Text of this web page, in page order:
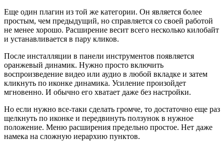
Еще один плагин из той же категории. Он является более
простым, чем предыдущий, но справляется со своей работой
не менее хорошо. Расширение весит всего несколько килобайт
и устанавливается в пару кликов.
После инсталляции в панели инструментов появляется
оранжевый динамик. Нужно просто включить
воспроизведение видео или аудио в любой вкладке и затем
кликнуть по иконке динамика. Усиление произойдет
мгновенно. И обычно его хватает даже без настройки.
Но если нужно все-таки сделать громче, то достаточно еще раз
щелкнуть по иконке и передвинуть ползунок в нужное
положение. Меню расширения предельно простое. Нет даже
намека на сложную иерархию пунктов.